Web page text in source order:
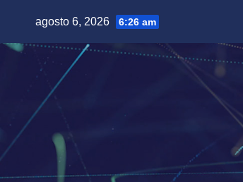
contenido
agosto 6, 2026 6:26 am